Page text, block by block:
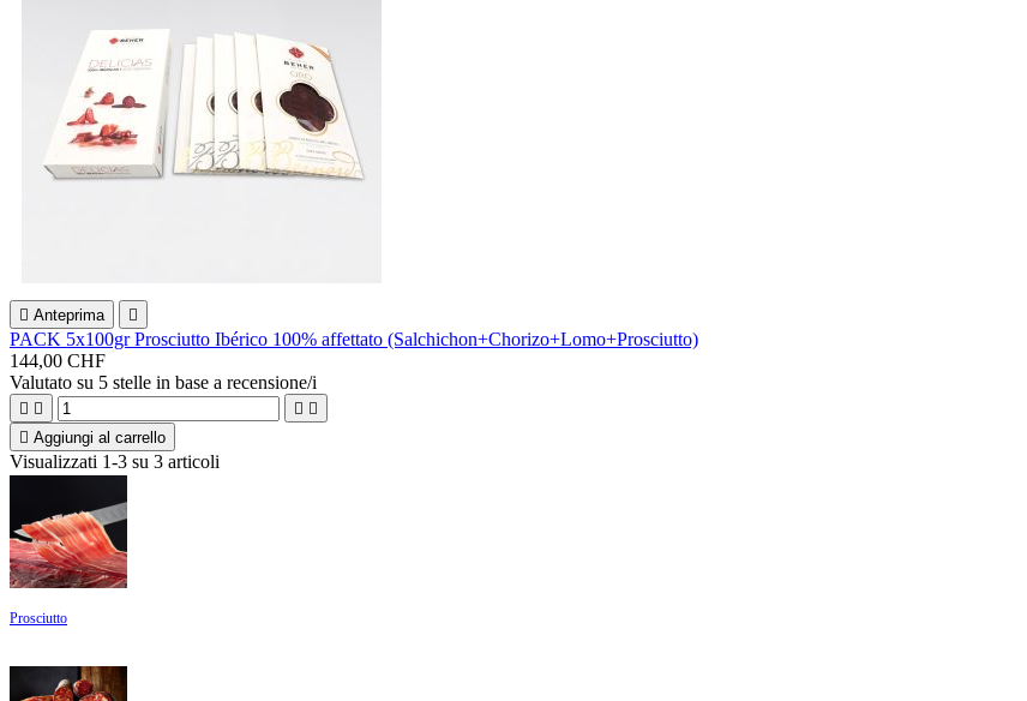
 Anteprima 
PACK 5x100gr Prosciutto Ibérico 100% affettato (Salchichon+Chorizo+Lomo+Prosciutto)
144,00 CHF
Valutato su 5 stelle in base a recensione/i
   
 Aggiungi al carrello
Visualizzati 1-3 su 3 articoli
Prosciutto